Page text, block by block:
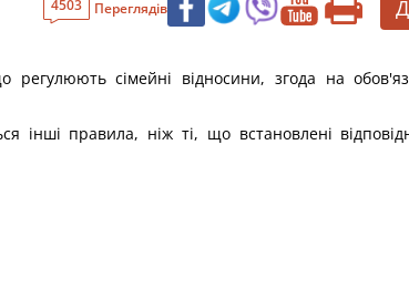
4503 Переглядів
сімейні відносини, згода на
інші правила, ніж ті, що встановлені